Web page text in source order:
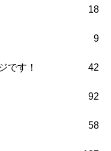
18
9
です！ 42
92
58